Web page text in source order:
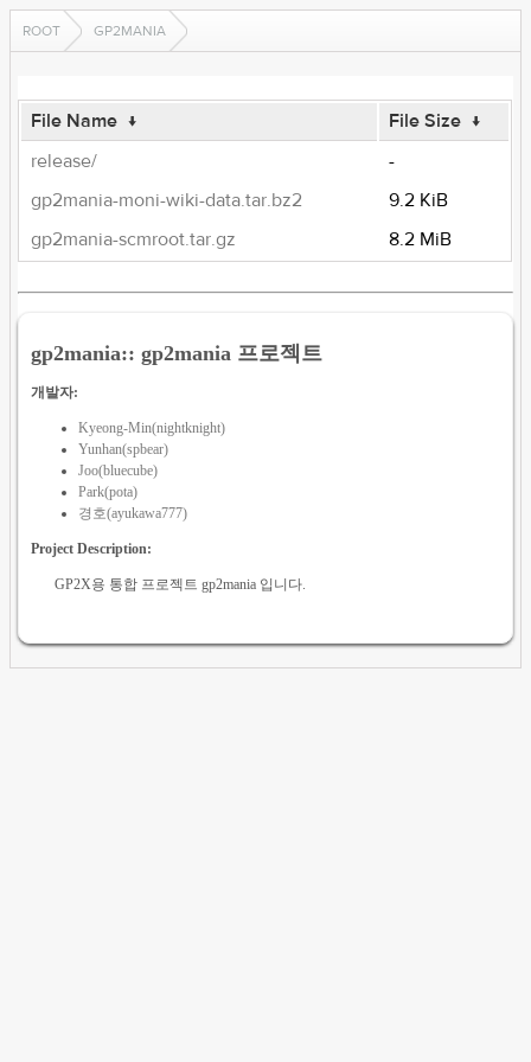
ROOT GP2MANIA
File Name ↓ File Size ↓
release/
-
gp2mania-moni-wiki-data.tar.bz2
9.2 KiB
gp2mania-scmroot.tar.gz
8.2 MiB
gp2mania:: gp2mania 프로젝트
개발자:
Kyeong-Min(nightknight)
Yunhan(spbear)
Joo(bluecube)
Park(pota)
경호(ayukawa777)
Project Description:
GP2X용 통합 프로젝트 gp2mania 입니다.